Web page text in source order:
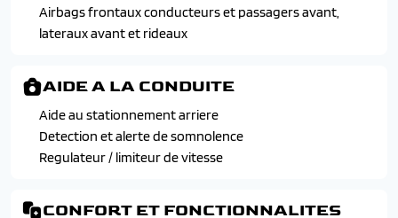
Airbags frontaux conducteurs et passagers avant,
lateraux avant et rideaux
AIDE A LA CONDUITE
Aide au stationnement arriere
Detection et alerte de somnolence
Regulateur / limiteur de vitesse
CONFORT ET FONCTIONNALITES